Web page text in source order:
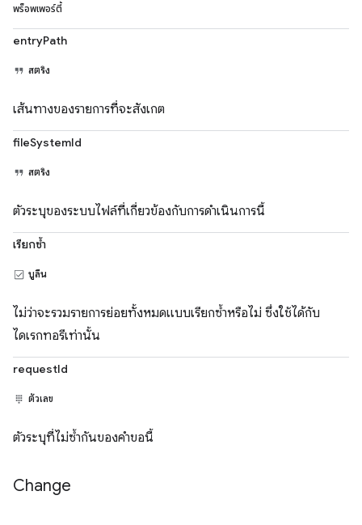
พร็อพเพอร์ตี้
entryPath
สตริง
เส้นทางของรายการที่จะสังเกต
fileSystemId
สตริง
ตัวระบุของระบบไฟล์ที่เกี่ยวข้องกับการดำเนินการนี้
เรียกซ้ำ
บูลีน
ไม่ว่าจะรวมรายการย่อยทั้งหมดแบบเรียกซ้ำหรือไม่ ซึ่งใช้ได้กับ
ไดเรกทอรีเท่านั้น
requestId
ตัวเลข
ตัวระบุที่ไม่ซ้ำกันของคำขอนี้
Change